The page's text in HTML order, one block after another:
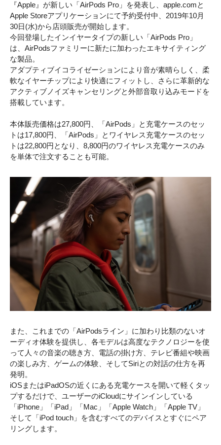
『Apple』が新しい「AirPods Pro」を発表し、apple.comと
Apple Storeアプリケーションにて予約受付中、2019年10月
30日(水)から店頭販売が開始します。
今回登場したインイヤータイプの新しい「AirPods Pro」
は、AirPodsファミリーに新たに加わったエキサイティング
な製品。
アダプティブイコライゼーションにより音が素晴らしく、柔
軟なイヤーチップにより快適にフィットし、さらに革新的な
アクティブノイズキャンセリングと外部音取り込みモードを
搭載しています。
本体販売価格は27,800円、「AirPods」と充電ケースのセッ
トは17,800円、「AirPods」とワイヤレス充電ケースのセッ
トは22,800円となり、8,800円のワイヤレス充電ケースのみ
を単体で注文することも可能。
また、これまでの「AirPodsライン」に加わり比類のないオ
ーディオ体験を提供し、各モデルは高度なテクノロジーを使
って人々の音楽の聴き方、電話の掛け方、テレビ番組や映画
の楽しみ方、ゲームの体験、そしてSiriとの対話の仕方を再
発明。
iOSまたはiPadOSの近くにある充電ケースを開いて軽くタッ
プするだけで、ユーザーのiCloudにサインインしている
「iPhone」「iPad」「Mac」「Apple Watch」「Apple TV」
そして「iPod touch」を含むすべてのデバイスとすぐにペア
リングします。